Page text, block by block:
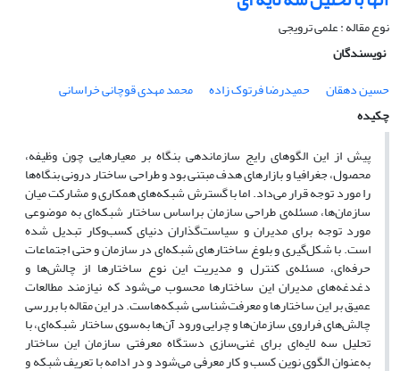
نوع مقاله : علمی ترویجی
نویسندگان
حسین دهقان
حمیدرضا فرتوک زاده
محمد مهدی قوچانی خراسانی
چکیده
پیش از این الگوهای رایج سازماندهی بنگاه بر معیارهایی چون وظیفه،
محصول، جغرافیا و بازارهای هدف مبتنی بود و طراحی ساختار درونی بنگاه‌ها
را مورد توجه قرار می‌داد. اما با گسترش شبکه‌های همکاری و مشارکت میان
سازمان‌ها، مسئله‌ی طراحی سازمان بر‌اساس ساختار شبکه‌ای به موضوعی
مورد توجه برای مدیران و سیاست‌گذاران دنیای کسب‌و‌کار تبدیل شده
است. با شکل‌گیری و بلوغ ساختارهای شبکه‌ای در سازمان و حتی اجتماعات
حرفه‌ای، مسئله‌ی کنترل و مدیریت این نوع ساختارها از چالش‌ها و
دغدغه‌های مدیران این ساختارها محسوب می‌شود که نیازمند مطالعات
عمیق بر این ساختارها و معرفت‌شناسی شبکه‌هاست. در این مقاله با بررسی
چالش‌های‌ فراروی سازمان‌ها و چرایی ورود آن‌ها به‌سوی ساختار شبکه‌ای، با
تحلیل سه لایه‌ای برای غنی‌سازی دستگاه معرفتی سازمان این ساختار
به‌عنوان الگوی نوین کسب و کار معرفی می‌شود و در ادامه با تعریف شبکه و